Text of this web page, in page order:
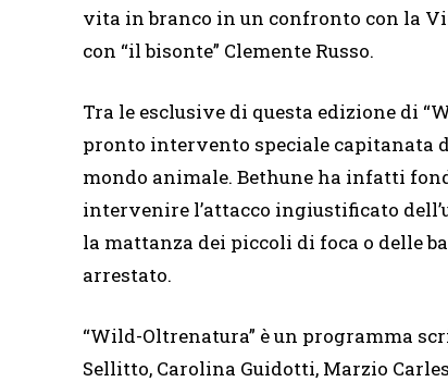
vita in branco in un confronto con la
con “il bisonte” Clemente Russo.
Tra le esclusive di questa edizione di
pronto intervento speciale capitanata
mondo animale. Bethune ha infatti
intervenire l’attacco ingiustificato
la mattanza dei piccoli di foca o delle
arrestato.
“Wild-Oltrenatura” è un programma
Sellitto, Carolina Guidotti, Marzio